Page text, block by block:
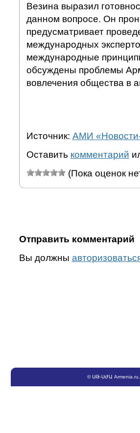
Везина выразил
данном вопросе. Он
предусматривает
международных
международные
обсуждены проблемы
вовлечения общества в
Источник: АМИ
Оставить комментарий
(Пока оценок
Отправить комментарий
Вы должны
©ՍԹ-ՍԺԱ Armenia.ru